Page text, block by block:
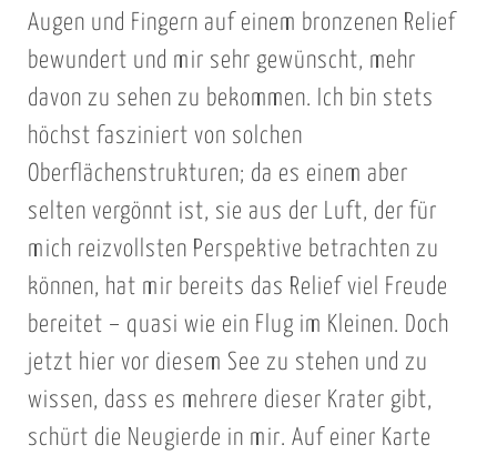
Augen und Fingern auf einem bronzenen Relief
bewundert und mir sehr gewünscht, mehr
davon zu sehen zu bekommen. Ich bin stets
höchst fasziniert von solchen
Oberflächenstrukturen; da es einem aber
selten vergönnt ist, sie aus der Luft, der für
mich reizvollsten Perspektive betrachten zu
können, hat mir bereits das Relief viel Freude
bereitet – quasi wie ein Flug im Kleinen. Doch
jetzt hier vor diesem See zu stehen und zu
wissen, dass es mehrere dieser Krater gibt,
schürt die Neugierde in mir. Auf einer Karte